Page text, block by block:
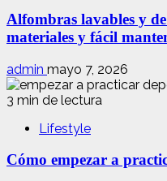
Alfombras lavables y
materiales y fácil
admin mayo 7, 2026
3 min de lectura
Lifestyle
Cómo empezar a